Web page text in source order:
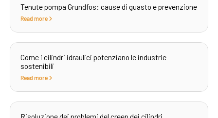
Tenute pompa Grundfos: cause di guasto e prevenzione
Read more
Come i cilindri idraulici potenziano le industrie
sostenibili
Read more